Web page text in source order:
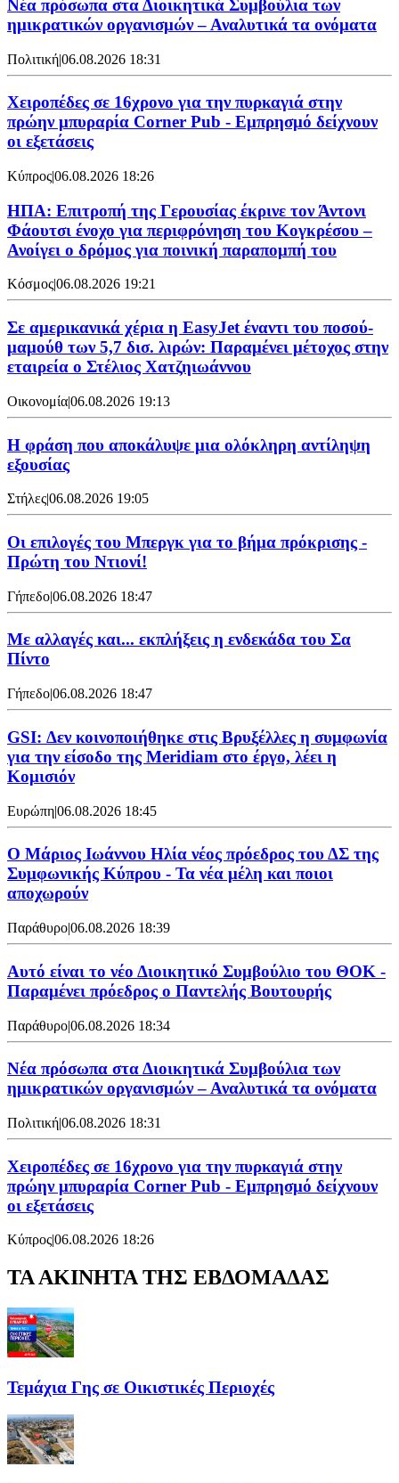
Νέα πρόσωπα στα Διοικητικά Συμβούλια των
ημικρατικών οργανισμών – Αναλυτικά τα ονόματα
Πολιτική|06.08.2026 18:31
Χειροπέδες σε 16χρονο για την πυρκαγιά στην
πρώην μπυραρία Corner Pub - Εμπρησμό δείχνουν
οι εξετάσεις
Κύπρος|06.08.2026 18:26
ΗΠΑ: Επιτροπή της Γερουσίας έκρινε τον Άντονι
Φάουτσι ένοχο για περιφρόνηση του Κογκρέσου –
Ανοίγει ο δρόμος για ποινική παραπομπή του
Κόσμος|06.08.2026 19:21
Σε αμερικανικά χέρια η EasyJet έναντι του ποσού-
μαμούθ των 5,7 δισ. λιρών: Παραμένει μέτοχος στην
εταιρεία ο Στέλιος Χατζηιωάννου
Οικονομία|06.08.2026 19:13
Η φράση που αποκάλυψε μια ολόκληρη αντίληψη
εξουσίας
Στήλες|06.08.2026 19:05
Οι επιλογές του Μπεργκ για το βήμα πρόκρισης -
Πρώτη του Ντιονί!
Γήπεδο|06.08.2026 18:47
Με αλλαγές και... εκπλήξεις η ενδεκάδα του Σα
Πίντο
Γήπεδο|06.08.2026 18:47
GSI: Δεν κοινοποιήθηκε στις Βρυξέλλες η συμφωνία
για την είσοδο της Meridiam στο έργο, λέει η
Κομισιόν
Ευρώπη|06.08.2026 18:45
Ο Μάριος Ιωάννου Ηλία νέος πρόεδρος του ΔΣ της
Συμφωνικής Κύπρου - Τα νέα μέλη και ποιοι
αποχωρούν
Παράθυρο|06.08.2026 18:39
Αυτό είναι το νέο Διοικητικό Συμβούλιο του ΘΟΚ -
Παραμένει πρόεδρος ο Παντελής Βουτουρής
Παράθυρο|06.08.2026 18:34
Νέα πρόσωπα στα Διοικητικά Συμβούλια των
ημικρατικών οργανισμών – Αναλυτικά τα ονόματα
Πολιτική|06.08.2026 18:31
Χειροπέδες σε 16χρονο για την πυρκαγιά στην
πρώην μπυραρία Corner Pub - Εμπρησμό δείχνουν
οι εξετάσεις
Κύπρος|06.08.2026 18:26
ΤΑ ΑΚΙΝΗΤΑ ΤΗΣ ΕΒΔΟΜΑΔΑΣ
Τεμάχια Γης σε Οικιστικές Περιοχές